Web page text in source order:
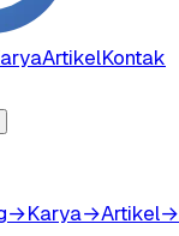
ArtikelKontak
→Karya→Artikel→